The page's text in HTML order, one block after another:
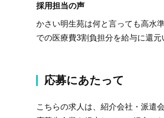
採用担当の声
かさい明生苑は何と言っても高水
での医療費3割負担分を給与に還元
応募にあたって
こちらの求人は、紹介会社・派遣